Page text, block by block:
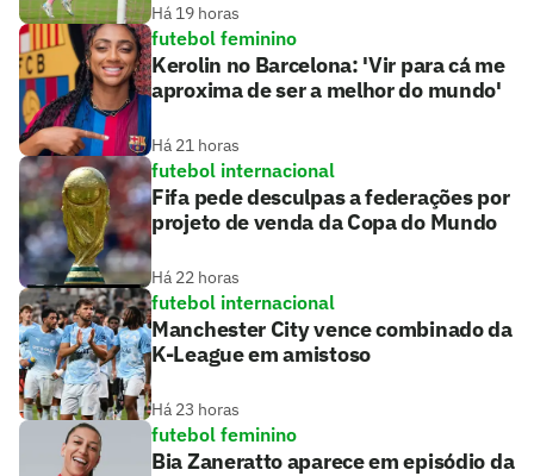
Há 19 horas
futebol feminino
Kerolin no Barcelona: 'Vir para cá me
aproxima de ser a melhor do mundo'
Há 21 horas
futebol internacional
Fifa pede desculpas a federações por
projeto de venda da Copa do Mundo
Há 22 horas
futebol internacional
Manchester City vence combinado da
K-League em amistoso
Há 23 horas
futebol feminino
Bia Zaneratto aparece em episódio da